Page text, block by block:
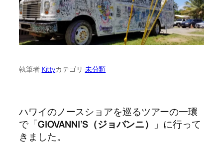
執筆者:Kittyカテゴリ:未分類
ハワイのノースショアを巡るツアーの一環
で「GIOVANNI’S（ジョバンニ）
」に行って
きました。